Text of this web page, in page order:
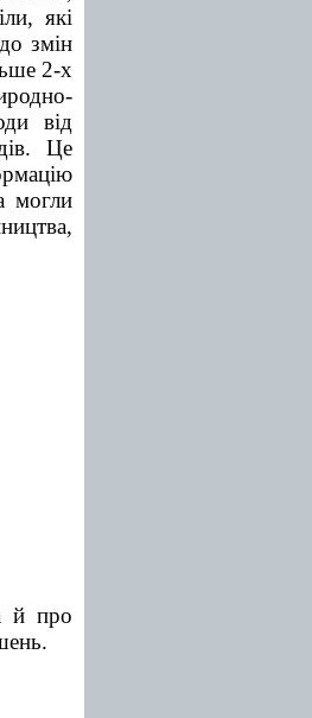
які
змін
2-х
від
Це
могли
й про